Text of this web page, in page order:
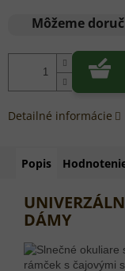
cena:
Môžeme
Detailné informácie
Popis
DÁMY